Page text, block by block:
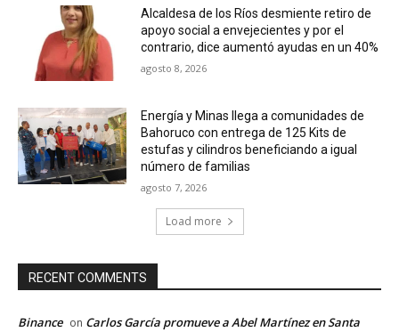
Alcaldesa de los Ríos desmiente retiro de
apoyo social a envejecientes y por el
contrario, dice aumentó ayudas en un 40%
agosto 8, 2026
Energía y Minas llega a comunidades de
Bahoruco con entrega de 125 Kits de
estufas y cilindros beneficiando a igual
número de familias
agosto 7, 2026
Load more
RECENT COMMENTS
Binance on Carlos García promueve a Abel Martínez en Santa